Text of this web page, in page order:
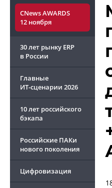
CNews AWARDS
12 ноября
30 лет рынку ERP
в России
Главные
ИТ-сценарии 2026
10 лет российского
бэкапа
Российские ПАКи
нового поколения
Цифровизация